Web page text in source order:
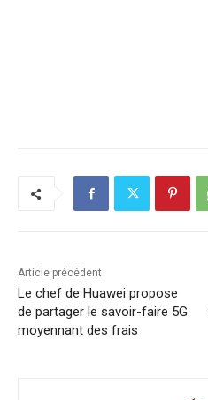
Article précédent
Le chef de Huawei propose
de partager le savoir-faire 5G
moyennant des frais